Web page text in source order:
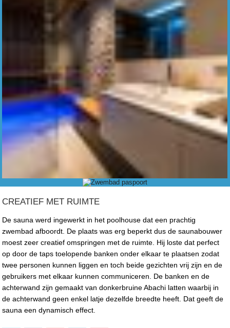
CREATIEF MET RUIMTE
De sauna werd ingewerkt in het poolhouse dat een prachtig
zwembad afboordt. De plaats was erg beperkt dus de saunabouwer
moest zeer creatief omspringen met de ruimte. Hij loste dat perfect
op door de taps toelopende banken onder elkaar te plaatsen zodat
twee personen kunnen liggen en toch beide gezichten vrij zijn en de
gebruikers met elkaar kunnen communiceren. De banken en de
achterwand zijn gemaakt van donkerbruine Abachi latten waarbij in
de achterwand geen enkel latje dezelfde breedte heeft. Dat geeft de
sauna een dynamisch effect.